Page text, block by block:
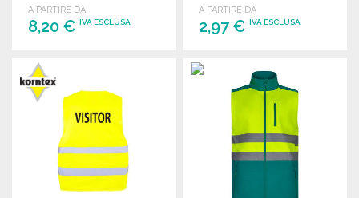
ISO20471.
A PARTIRE DA
8,20 € IVA ESCLUSA
Richiedi un preventivo
A PARTIRE DA
2,97 €IVA ESCLUSA
Richiedi un preventivo